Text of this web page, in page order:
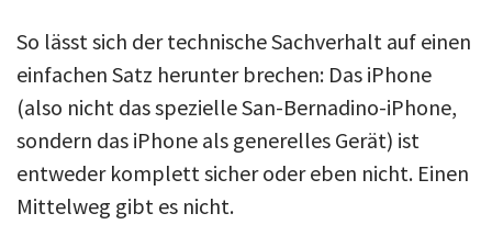
So lässt sich der technische Sachverhalt auf einen
einfachen Satz herunter brechen: Das iPhone
(also nicht das spezielle San-Bernadino-iPhone,
sondern das iPhone als generelles Gerät) ist
entweder komplett sicher oder eben nicht. Einen
Mittelweg gibt es nicht.